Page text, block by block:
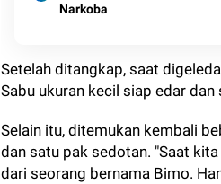
Narkoba
Setelah ditangkap, saat
Sabu ukuran kecil siap edar dan
Selain itu, ditemukan kembali
dan satu pak sedotan. "Saat
dari seorang bernama Bimo.